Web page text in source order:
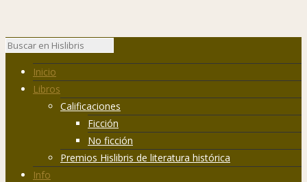
Inicio
Libros
Calificaciones
Ficción
No ficción
Premios Hislibris de literatura histórica
Info